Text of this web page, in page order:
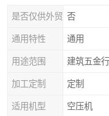
是否仅供外贸 否
通用特性 通用
用途范围 建筑五金
加工定制 定制
适用机型 空压机